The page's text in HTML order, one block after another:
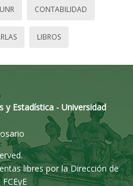
UNR CONTABILIDAD
LIBROS
y Estadística - Universidad
libres por la Dirección de